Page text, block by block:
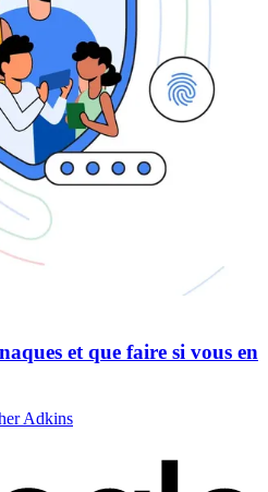
et que faire si vous en
Adkins